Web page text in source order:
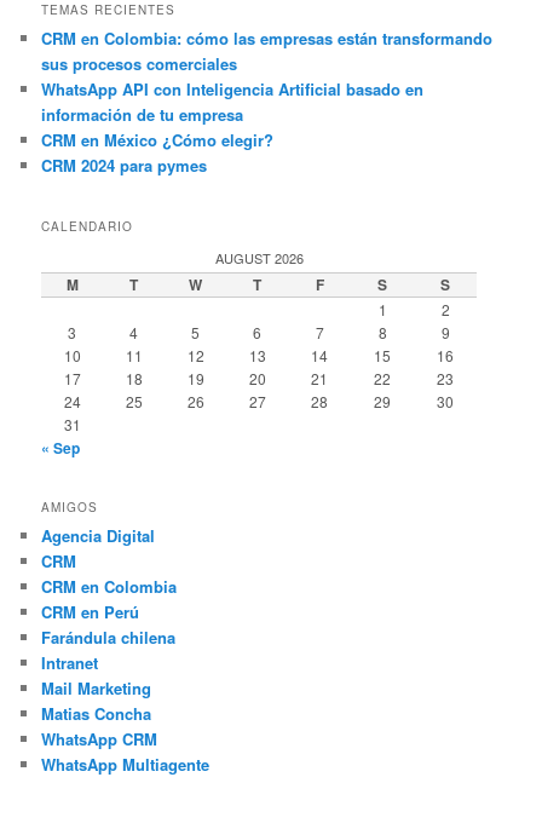
TEMAS RECIENTES
CRM en Colombia: cómo las empresas están transformando
sus procesos comerciales
WhatsApp API con Inteligencia Artificial basado en
información de tu empresa
CRM en México ¿Cómo elegir?
CRM 2024 para pymes
CALENDARIO
AUGUST 2026
M T W T F S S
1
2
3
4 5 6 7 8
9
10
11 12 13 14 15
16
17
18 19 20 21 22
23
24
25 26 27 28 29
30
31
« Sep
AMIGOS
Agencia Digital
CRM
CRM en Colombia
CRM en Perú
Farándula chilena
Intranet
Mail Marketing
Matias Concha
WhatsApp CRM
WhatsApp Multiagente